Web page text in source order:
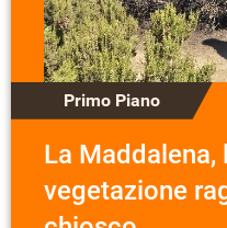
Primo Piano
La
vegetazione